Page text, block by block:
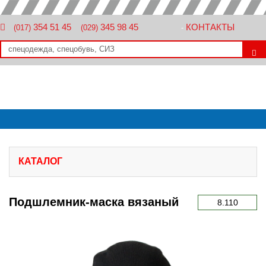
(017) 354 51 45 (029) 345 98 45 - КОНТАКТЫ
КАТАЛОГ
Подшлемник-маска вязаный 8.110